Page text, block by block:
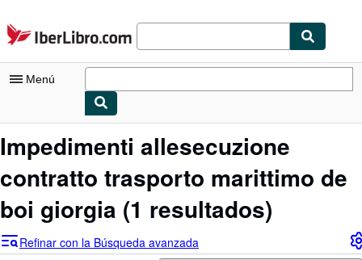
Pasar al contenido principal
IberLibro.com
Menú
Mi cuenta
Consultar mis pedidos
Búsqueda avanzada
Colecciones
Impedimenti allesecuzione
contratto trasporto marittimo de
boi giorgia (1 resultados)
Refinar con la Búsqueda avanzada